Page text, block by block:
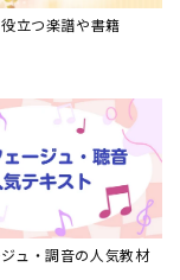
立つ楽譜や書籍
ュ・調音の人気教材